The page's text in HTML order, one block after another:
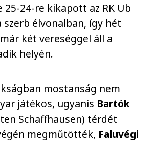
25-24-re kikapott az RK Ub
élvonalban, így hét
két vereséggel áll a
helyén.
mostanság nem
játékos, ugyanis Bartók
Schaffhausen) térdét
megműtötték, Faluvégi